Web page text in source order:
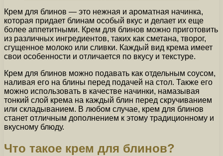
Крем для блинов — это нежная и ароматная начинка,
которая придает блинам особый вкус и делает их еще
более аппетитными. Крем для блинов можно приготовить
из различных ингредиентов, таких как сметана, творог,
сгущенное молоко или сливки. Каждый вид крема имеет
свои особенности и отличается по вкусу и текстуре.
Крем для блинов можно подавать как отдельным соусом,
наливая его на блины перед подачей на стол. Также его
можно использовать в качестве начинки, намазывая
тонкий слой крема на каждый блин перед скручиванием
или складыванием. В любом случае, крем для блинов
станет отличным дополнением к этому традиционному и
вкусному блюду.
Что такое крем для блинов?